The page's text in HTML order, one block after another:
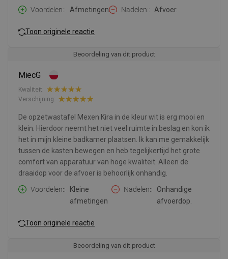
Voordelen:
Afmetingen Nadelen: Afvoer.
Toon originele reactie
Beoordeling van dit product
MiecG
Kwaliteit:
Verschijning:
De opzetwastafel Mexen Kira in de kleur wit is erg mooi en
klein. Hierdoor neemt het niet veel ruimte in beslag en kon ik
het in mijn kleine badkamer plaatsen. Ik kan me gemakkelijk
tussen de kasten bewegen en heb tegelijkertijd het grote
comfort van apparatuur van hoge kwaliteit. Alleen de
draaidop voor de afvoer is behoorlijk onhandig.
Voordelen:
Kleine
afmetingen
Nadelen:
Onhandige
afvoerdop.
Toon originele reactie
Beoordeling van dit product